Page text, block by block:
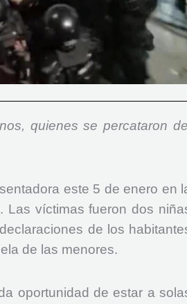
quienes se percataron
este 5 de enero en
Las víctimas fueron dos
de los
de las menores.
oportunidad de estar a